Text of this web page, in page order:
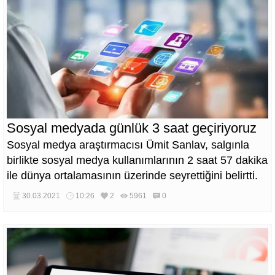
Sosyal medyada günlük 3 saat geçiriyoruz
Sosyal medya araştırmacısı Ümit Sanlav, salgınla
birlikte sosyal medya kullanımlarının 2 saat 57 dakika
ile dünya ortalamasının üzerinde seyrettiğini belirtti.
30.03.2021 10:26 2 5961 0